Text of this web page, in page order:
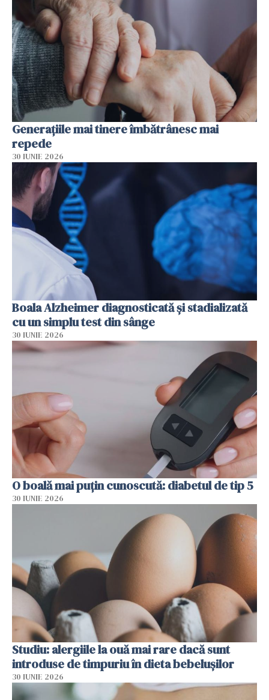
Generațiile mai tinere îmbătrânesc mai
repede
30 IUNIE 2026
Boala Alzheimer diagnosticată și stadializată
cu un simplu test din sânge
30 IUNIE 2026
O boală mai puțin cunoscută: diabetul de tip 5
30 IUNIE 2026
Studiu: alergiile la ouă mai rare dacă sunt
introduse de timpuriu în dieta bebelușilor
30 IUNIE 2026